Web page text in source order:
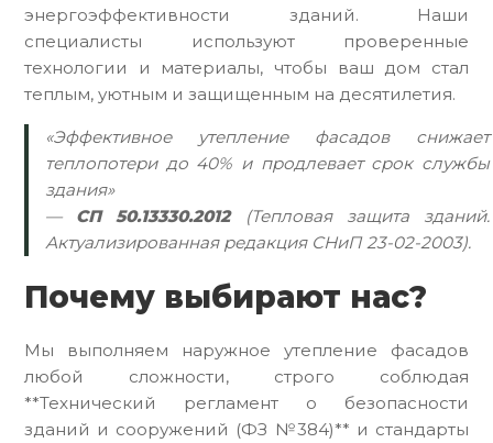
энергоэффективности зданий. Наши
специалисты используют проверенные
технологии и материалы, чтобы ваш дом стал
теплым, уютным и защищенным на десятилетия.
«Эффективное утепление фасадов снижает
теплопотери до 40% и продлевает срок службы
здания»
— СП 50.13330.2012(Тепловая защита зданий.
Актуализированная редакция СНиП 23-02-2003).
Почему выбирают нас?
Мы выполняем наружное утепление фасадов
любой сложности, строго соблюдая
**Технический регламент о безопасности
зданий и сооружений (ФЗ №384)** и стандарты